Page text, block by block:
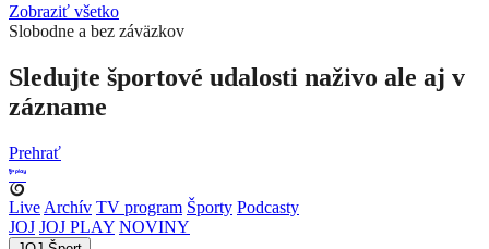
Zobraziť všetko
Slobodne a bez záväzkov
Sledujte športové udalosti naživo ale aj v
zázname
Prehrať
Live Archív TV program Športy Podcasty
JOJ JOJ PLAY NOVINY